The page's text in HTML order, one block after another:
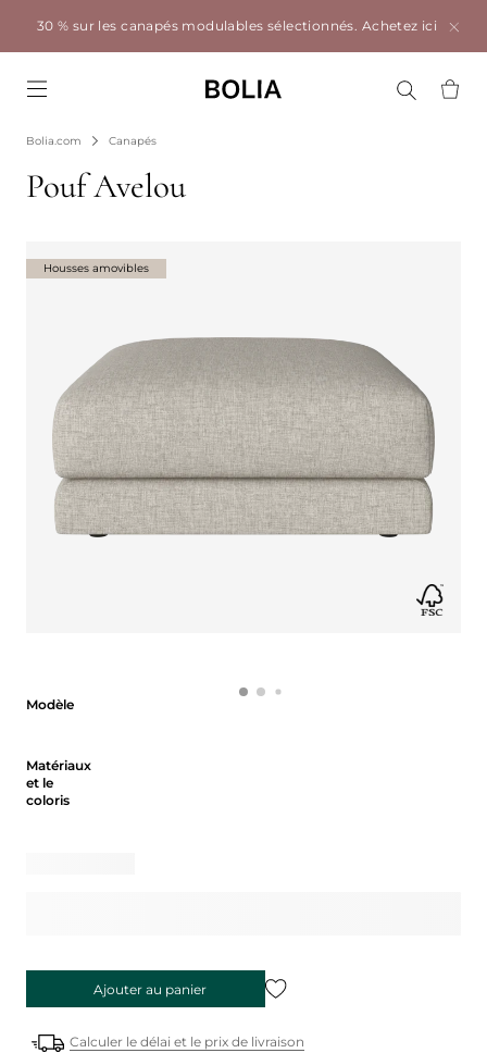
30 % sur les canapés modulables sélectionnés. Achetez ici
Bolia.com Canapés
Pouf Avelou
Modèle
Matériaux
et le
coloris
Ajouter au panier
Calculer le délai et le prix de livraison
Housses amovibles